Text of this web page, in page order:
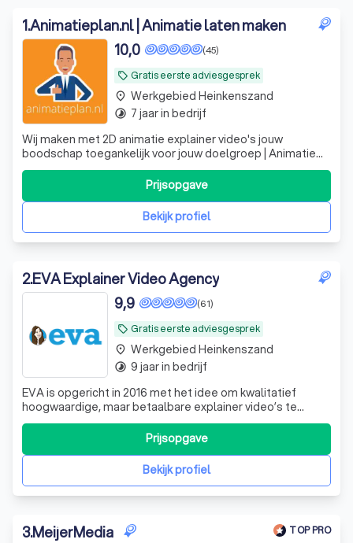
1.Animatieplan.nl | Animatie laten maken
local_offer Gratis eerste adviesgesprek
(45)
10,0
Wij maken met 2D animatie explainer video's jouw
boodschap toegankelijk voor jouw doelgroep | Animatie
laten maken? | Animatieplan.nl
Bekijk profiel
Prijsopgave
place Werkgebied Heinkenszand
timelapse 7 jaar in bedrijf
2.EVA Explainer Video Agency
local_offer Gratis eerste adviesgesprek
(61)
9,9
EVA is opgericht in 2016 met het idee om kwalitatief
hoogwaardige, maar betaalbare explainer video’s te
maken in een ‘niet zo betaalbare’ explainer video markt.
Dit idee sloeg aan en inmiddels bestaat ons team uit 11
enthousiaste collega’s. Waaronder 3 projectmanagers en
5 animatoren en een ervarenBekijk profiel
Prijsopgave
place Werkgebied Heinkenszand
timelapse 9 jaar in bedrijf
3.MeijerMedia TOP PRO